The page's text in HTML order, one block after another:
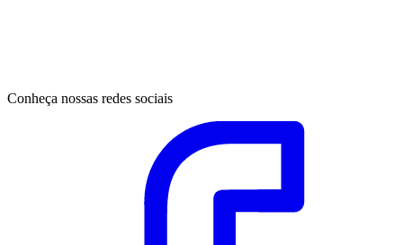
Conheça nossas redes sociais